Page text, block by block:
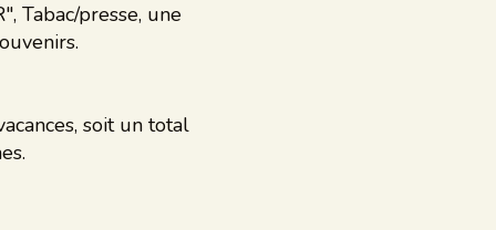
Tabac/presse, une
soit un total